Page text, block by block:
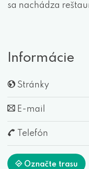
sa nachádza
Informácie
Stránky
E-mail
Telefón
Označte trasu